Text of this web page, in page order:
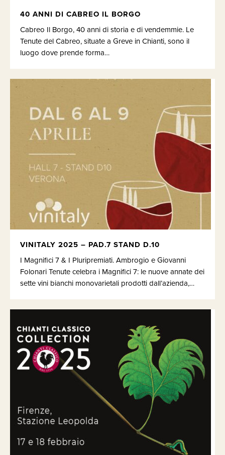
40 ANNI DI CABREO IL BORGO
Cabreo Il Borgo, 40 anni di storia e di vendemmie. Le
Tenute del Cabreo, situate a Greve in Chianti, sono il
luogo dove prende forma…
VINITALY 2025 – PAD.7 STAND D.10
I Magnifici 7 & I Pluripremiati. Ambrogio e Giovanni
Folonari Tenute celebra i Magnifici 7: le nuove annate dei
sette vini bianchi monovarietali prodotti dall’azienda,…